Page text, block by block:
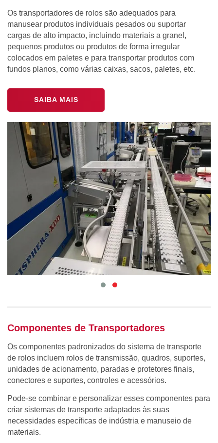
Os transportadores de rolos são adequados para
manusear produtos individuais pesados ou suportar
cargas de alto impacto, incluindo materiais a granel,
pequenos produtos ou produtos de forma irregular
colocados em paletes e para transportar produtos com
fundos planos, como várias caixas, sacos, paletes, etc.
SAIBA MAIS
Componentes de Transportadores
Os componentes padronizados do sistema de transporte
de rolos incluem rolos de transmissão, quadros, suportes,
unidades de acionamento, paradas e protetores finais,
conectores e suportes, controles e acessórios.
Pode-se combinar e personalizar esses componentes para
criar sistemas de transporte adaptados às suas
necessidades específicas de indústria e manuseio de
materiais.